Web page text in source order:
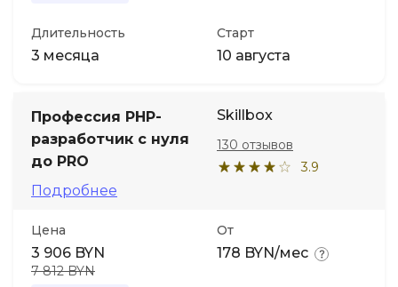
Длительность
3 месяца
Старт
10 августа
Профессия PHP-
разработчик с нуля
до PRO
Подробнее
Skillbox
3.9
130 отзывов
Цена
3 906 BYN
7 812 BYN
От
178 BYN/мес